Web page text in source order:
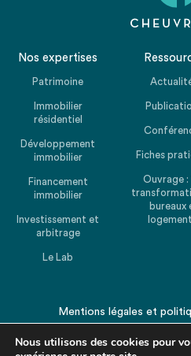
Nos expertises
Patrimoine
Immobilier
résidentiel
Développement
immobilier
Financement
immobilier
Investissement et
arbitrage
Le Lab
Fiches
Ouvrage :
bureaux
Mentions légales et
Nous utilisons des cookies pour